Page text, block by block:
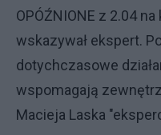
OPÓŹNIONE z 2.04
wskazywał ekspert.
dotychczasowe
wspomagają
Macieja Laska